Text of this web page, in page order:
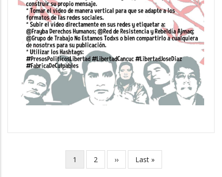
Current
page
1 Page
2
Next
page
››
Last
page
Last »